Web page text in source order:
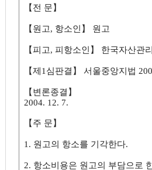
【전 문】
【원고, 항소인】 원고
【피고, 피항소인】 한국자산관
【제1심판결】 서울중앙지법
【변론종결】
2004. 12. 7.
【주 문】
1. 원고의 항소를 기각한다.
2. 항소비용은 원고의 부담으로